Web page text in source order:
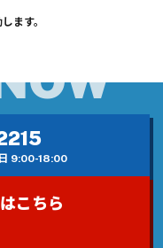
ます。
9:00-18:00
こちら